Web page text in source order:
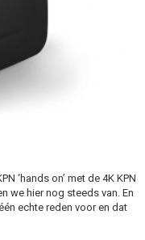
‘hands on’ met de 4K KPN
we hier nog steeds van. En
echte reden voor en dat